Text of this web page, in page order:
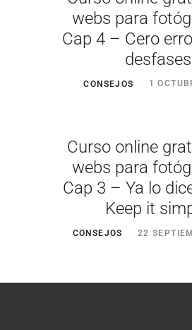
webs para
Cap 4 – Cero
desfases
CONSEJOS 1
Curso online
webs para
Cap 3 – Ya lo
Keep it
CONSEJOS 22